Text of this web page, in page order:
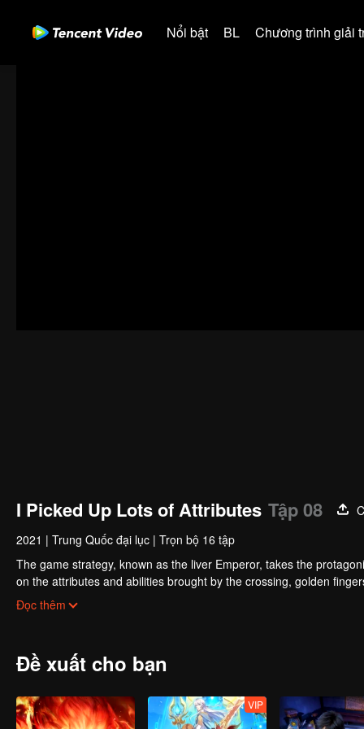
Nổi bật BL Chương trình giải
I Picked Up Lots of Attributes Tập 08
2021 | Trung Quốc đại lục | Trọn bộ 16 tập
The game strategy, known as the liver Emperor, takes the
on the attributes and abilities brought by the crossing, golden
powerful enemies along the way and gained countless skills. He
Xuanwu Kingdom that came to provoke; then, at the request of
Đọc thêm
Đề xuất cho bạn
VIP